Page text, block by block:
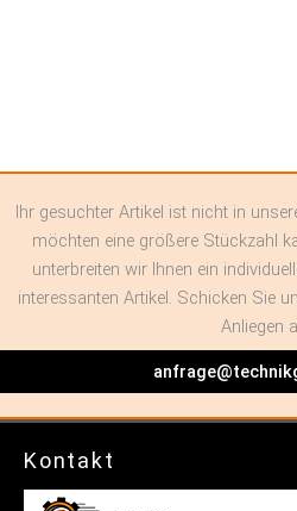
Ihr gesuchter Artikel ist nicht in
möchten eine größere Stückzahl
unterbreiten wir Ihnen ein
interessanten Artikel. Schicken Sie
Anliegen
Kontakt